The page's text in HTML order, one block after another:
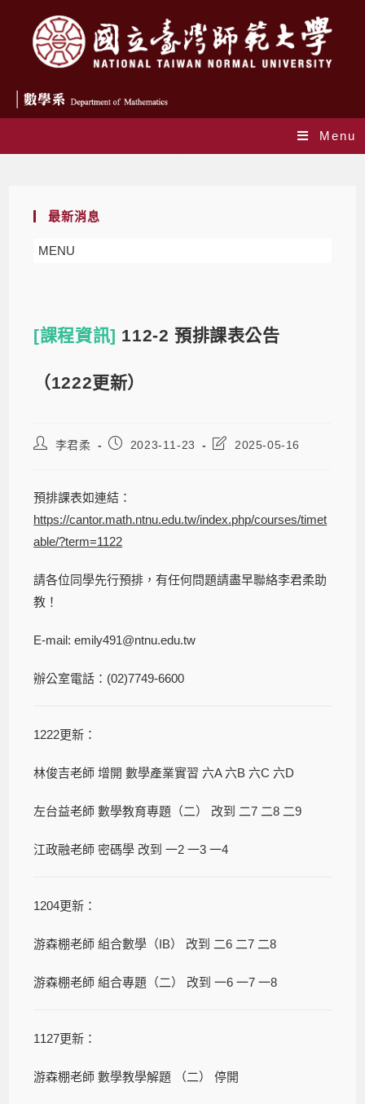
Menu
最新消息
MENU
[課程資訊] 112-2 預排課表公告
（1222更新）
李君柔 2023-11-23 2025-05-16
預排課表如連結：
https://cantor.math.ntnu.edu.tw/index.php/courses/timet
able/?term=1122
請各位同學先行預排，有任何問題請盡早聯絡李君柔助
教！
E-mail: emily491@ntnu.edu.tw
辦公室電話：(02)7749-6600
1222更新：
林俊吉老師 增開 數學產業實習 六A 六B 六C 六D
左台益老師 數學教育專題（二） 改到 二7 二8 二9
江政融老師 密碼學 改到 一2 一3 一4
1204更新：
游森棚老師 組合數學（IB） 改到 二6 二7 二8
游森棚老師 組合專題（二） 改到 一6 一7 一8
1127更新：
游森棚老師 數學教學解題 （二） 停開